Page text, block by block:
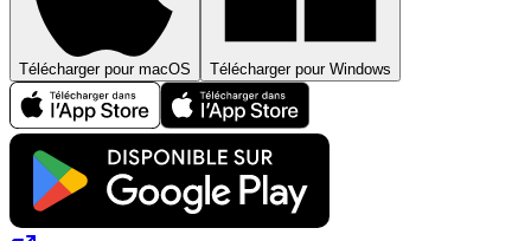
Télécharger pour macOS Télécharger pour Windows